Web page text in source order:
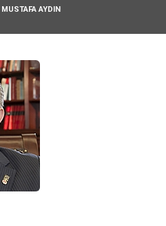
MUSTAFA AYDIN